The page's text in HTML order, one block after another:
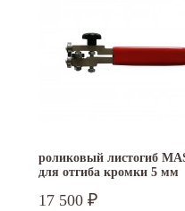
роликовый листогиб
для отгиба кромки 5 мм
17 500 ₽